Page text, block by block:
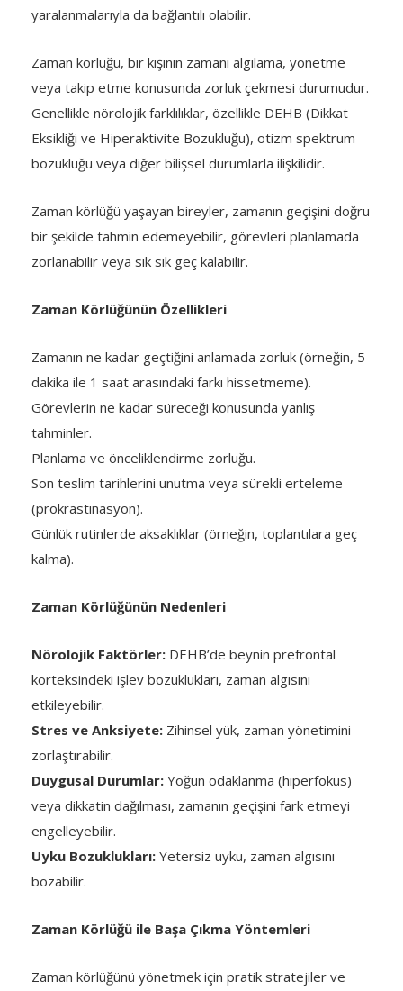
yaralanmalarıyla da bağlantılı olabilir.
Zaman körlüğü, bir kişinin zamanı algılama, yönetme
veya takip etme konusunda zorluk çekmesi durumudur.
Genellikle nörolojik farklılıklar, özellikle DEHB (Dikkat
Eksikliği ve Hiperaktivite Bozukluğu), otizm spektrum
bozukluğu veya diğer bilişsel durumlarla ilişkilidir.
Zaman körlüğü yaşayan bireyler, zamanın geçişini doğru
bir şekilde tahmin edemeyebilir, görevleri planlamada
zorlanabilir veya sık sık geç kalabilir.
Zaman Körlüğünün Özellikleri
Zamanın ne kadar geçtiğini anlamada zorluk (örneğin, 5
dakika ile 1 saat arasındaki farkı hissetmeme).
Görevlerin ne kadar süreceği konusunda yanlış
tahminler.
Planlama ve önceliklendirme zorluğu.
Son teslim tarihlerini unutma veya sürekli erteleme
(prokrastinasyon).
Günlük rutinlerde aksaklıklar (örneğin, toplantılara geç
kalma).
Zaman Körlüğünün Nedenleri
Nörolojik Faktörler: DEHB’de beynin prefrontal
korteksindeki işlev bozuklukları, zaman algısını
etkileyebilir.
Stres ve Anksiyete: Zihinsel yük, zaman yönetimini
zorlaştırabilir.
Duygusal Durumlar: Yoğun odaklanma (hiperfokus)
veya dikkatin dağılması, zamanın geçişini fark etmeyi
engelleyebilir.
Uyku Bozuklukları: Yetersiz uyku, zaman algısını
bozabilir.
Zaman Körlüğü ile Başa Çıkma Yöntemleri
Zaman körlüğünü yönetmek için pratik stratejiler ve